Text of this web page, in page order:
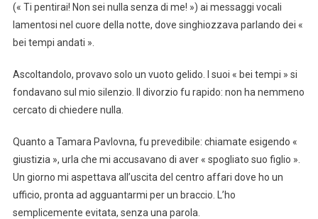
(« Ti pentirai! Non sei nulla senza di me! ») ai messaggi vocali
lamentosi nel cuore della notte, dove singhiozzava parlando dei «
bei tempi andati ».
Ascoltandolo, provavo solo un vuoto gelido. I suoi « bei tempi » si
fondavano sul mio silenzio. Il divorzio fu rapido: non ha nemmeno
cercato di chiedere nulla.
Quanto a Tamara Pavlovna, fu prevedibile: chiamate esigendo «
giustizia », urla che mi accusavano di aver « spogliato suo figlio ».
Un giorno mi aspettava all’uscita del centro affari dove ho un
ufficio, pronta ad agguantarmi per un braccio. L’ho
semplicemente evitata, senza una parola.